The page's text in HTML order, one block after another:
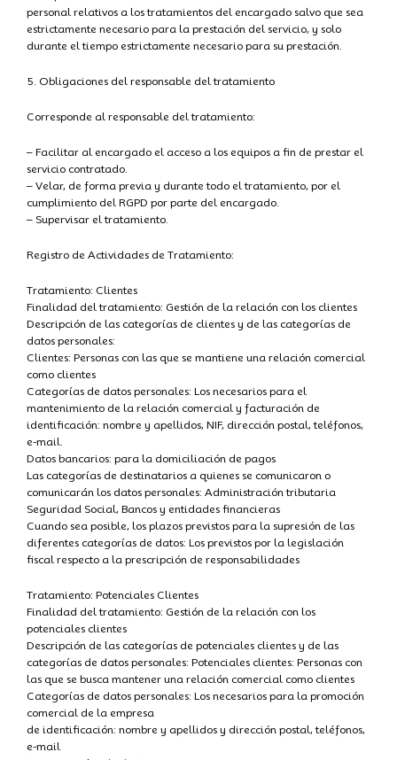
personal relativos a los tratamientos del encargado salvo que sea
estrictamente necesario para la prestación del servicio, y solo
durante el tiempo estrictamente necesario para su prestación.
5. Obligaciones del responsable del tratamiento
Corresponde al responsable del tratamiento:
– Facilitar al encargado el acceso a los equipos a fin de prestar el
servicio contratado.
– Velar, de forma previa y durante todo el tratamiento, por el
cumplimiento del RGPD por parte del encargado.
– Supervisar el tratamiento.
Registro de Actividades de Tratamiento:
Tratamiento: Clientes
Finalidad del tratamiento: Gestión de la relación con los clientes
Descripción de las categorías de clientes y de las categorías de
datos personales:
Clientes: Personas con las que se mantiene una relación comercial
como clientes
Categorías de datos personales: Los necesarios para el
mantenimiento de la relación comercial y facturación de
identificación: nombre y apellidos, NIF, dirección postal, teléfonos,
e-mail.
Datos bancarios: para la domiciliación de pagos
Las categorías de destinatarios a quienes se comunicaron o
comunicarán los datos personales: Administración tributaria
Seguridad Social, Bancos y entidades financieras
Cuando sea posible, los plazos previstos para la supresión de las
diferentes categorías de datos: Los previstos por la legislación
fiscal respecto a la prescripción de responsabilidades
Tratamiento: Potenciales Clientes
Finalidad del tratamiento: Gestión de la relación con los
potenciales clientes
Descripción de las categorías de potenciales clientes y de las
categorías de datos personales: Potenciales clientes: Personas con
las que se busca mantener una relación comercial como clientes
Categorías de datos personales: Los necesarios para la promoción
comercial de la empresa
de identificación: nombre y apellidos y dirección postal, teléfonos,
e-mail